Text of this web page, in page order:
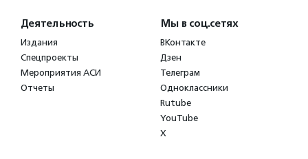
Деятельность
Издания
Спецпроекты
Мероприятия АСИ
Отчеты
Мы в соц.сетях
ВКонтакте
Дзен
Телеграм
Одноклассники
Rutube
YouTube
X